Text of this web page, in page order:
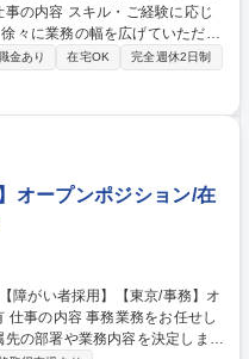
々に業務の幅を広げていただき
費含む経費管理■各種権限申請
■エスカレーション内容の整理・
スキルに応じて） ■KPI設計／分
の立案補助 ■FAQ／ナレッジ
金あり 在宅OK
完全週休2日制
オープンポジション/在
の部署や業務内容を決定しま